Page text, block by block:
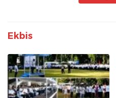
Ekbis